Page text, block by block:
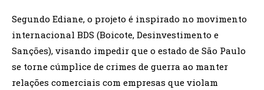
Segundo Ediane, o projeto é inspirado no movimento
internacional BDS (Boicote, Desinvestimento e
Sanções), visando impedir que o estado de São Paulo
se torne cúmplice de crimes de guerra ao manter
relações comerciais com empresas que violam